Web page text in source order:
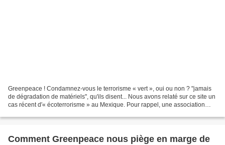
Greenpeace ! Condamnez-vous le terrorisme « vert », oui ou non ? "jamais
de dégradation de matériels", qu'ils disent... Nous avons relaté sur ce site un
cas récent d'« écoterrorisme » au Mexique. Pour rappel, une association
Comment Greenpeace nous piège en marge de